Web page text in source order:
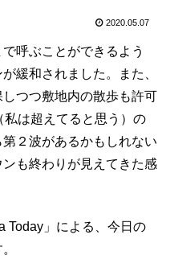
2020.05.07
呼ぶことができるよう
緩和されました。また、
つつ敷地内の散歩も許可
私は超えてると思う）の
２波があるかもしれない
も終わりが見えてきた感
Today」による、今日の